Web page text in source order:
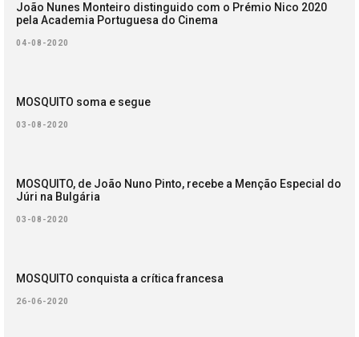
João Nunes Monteiro distinguido com o Prémio Nico 2020
pela Academia Portuguesa do Cinema
04-08-2020
MOSQUITO soma e segue
03-08-2020
MOSQUITO, de João Nuno Pinto, recebe a Menção Especial do
Júri na Bulgária
03-08-2020
MOSQUITO conquista a crítica francesa
26-06-2020